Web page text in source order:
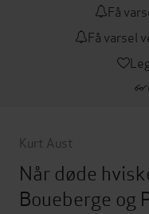
Få
Få varsel
Kurt Aust
Når døde
Boueberge og